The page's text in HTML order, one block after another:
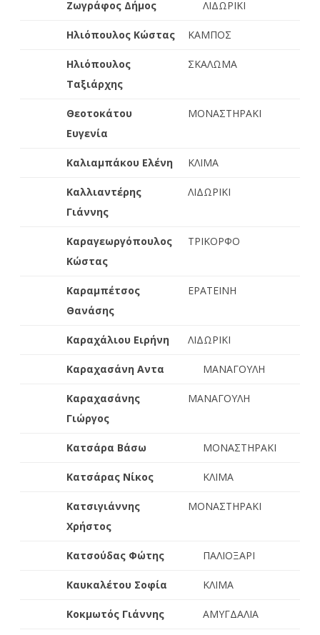
Ζωγράφος Δήμος ΛΙΔΩΡΙΚΙ
Ηλιόπουλος Κώστας ΚΑΜΠΟΣ
Ηλιόπουλος
Ταξιάρχης
ΣΚΑΛΩΜΑ
Θεοτοκάτου
Ευγενία
ΜΟΝΑΣΤΗΡΑΚΙ
Καλιαμπάκου Ελένη ΚΛΙΜΑ
Καλλιαντέρης
Γιάννης
ΛΙΔΩΡΙΚΙ
Καραγεωργόπουλος
Κώστας
ΤΡΙΚΟΡΦΟ
Καραμπέτσος
Θανάσης
ΕΡΑΤΕΙΝΗ
Καραχάλιου Ειρήνη ΛΙΔΩΡΙΚΙ
Καραχασάνη Αντα ΜΑΝΑΓΟΥΛΗ
Καραχασάνης
Γιώργος
ΜΑΝΑΓΟΥΛΗ
Κατσάρα Βάσω ΜΟΝΑΣΤΗΡΑΚΙ
Κατσάρας Νίκος ΚΛΙΜΑ
Κατσιγιάννης
Χρήστος
ΜΟΝΑΣΤΗΡΑΚΙ
Κατσούδας Φώτης ΠΑΛΙΟΞΑΡΙ
Καυκαλέτου Σοφία ΚΛΙΜΑ
Κοκμωτός Γιάννης ΑΜΥΓΔΑΛΙΑ